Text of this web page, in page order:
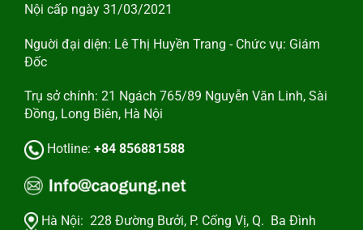
Nội cấp ngày 31/03/2021
Nguời đại diện: Lê Thị Huyền Trang - Chức vụ: Giám
Đốc
Trụ sở chính: 21 Ngách 765/89 Nguyễn Văn Linh, Sài
Đồng, Long Biên, Hà Nội
Hotline: +84 856881588
Hà Nội: 228 Đường Bưởi, P. Cống Vị, Q. Ba Đình